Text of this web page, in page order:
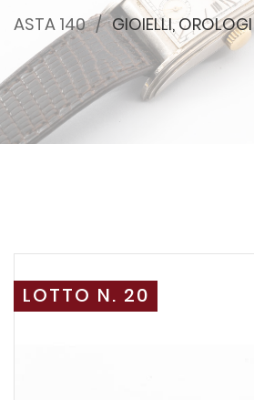
ASTA 140 GIOIELLI,
LOTTO N. 20